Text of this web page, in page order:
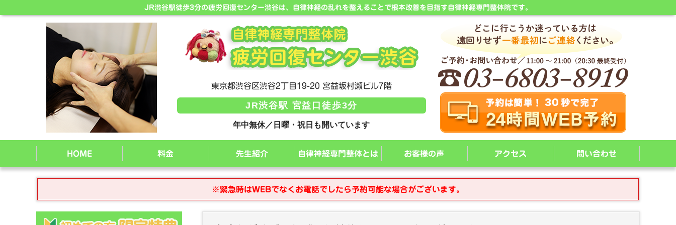
JR渋谷駅徒歩3分の疲労回復センター渋谷は、自律神経の乱れを整えることで根本改善を目指す自律神経専門整体院です。
東京都渋谷区渋谷2丁目19-20 宮益坂村瀬ビル7階
JR渋谷駅 宮益口徒歩3分
年中無休／日曜・祝日も開いています
HOME 料金 先生紹介 自律神経専門整体とは お客様の声 アクセス 問い合わせ
※緊急時はWEBでなくお電話でしたら予約可能な場合がございます。